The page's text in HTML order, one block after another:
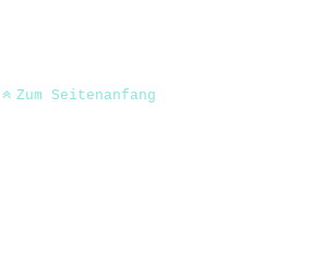
Zum Seitenanfang